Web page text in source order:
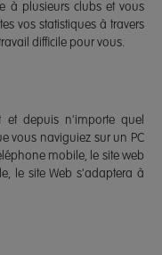
à plusieurs clubs et vous
vos statistiques à travers
difficile pour vous.
et depuis n'importe quel
vous naviguiez sur un PC
mobile, le site web
le site Web s'adaptera à